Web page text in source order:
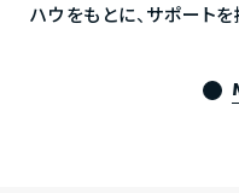
ハウをもとに、サポート